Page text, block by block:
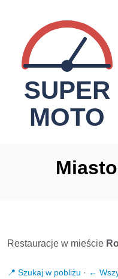
Restauracje w mieście
📍 Szukaj w pobliżu · ←